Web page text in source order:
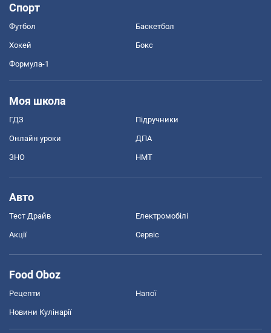
Спорт
Футбол Баскетбол
Хокей Бокс
Формула-1
Моя школа
ГДЗ Підручники
Онлайн уроки ДПА
ЗНО НМТ
Авто
Тест Драйв Електромобілі
Акції Сервіс
Food Oboz
Рецепти Напої
Новини Кулінарії